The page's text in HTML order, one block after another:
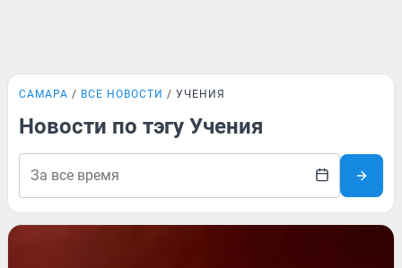
САМАРА ВСЕ НОВОСТИ УЧЕНИЯ
Новости по тэгу Учения